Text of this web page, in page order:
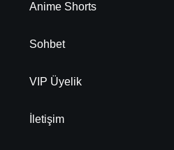
Anime Shorts
Sohbet
VIP Üyelik
İletişim